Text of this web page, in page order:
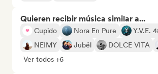
Quieren recibir música similar a...
Cupido Nora En Pure Y.V.E.
NEIMY
Jubël DOLCE VITA
Ver todos +6